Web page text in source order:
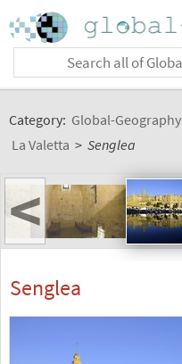
Category: Global-Geography
La Valetta > Senglea
<
Senglea